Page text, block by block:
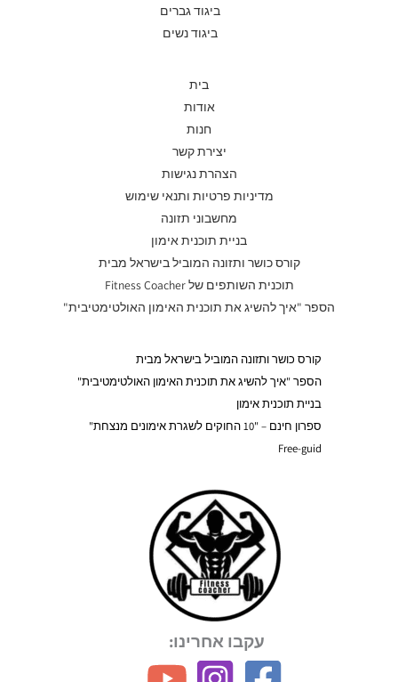
ביגוד גברים
ביגוד נשים
בית
אודות
חנות
יצירת קשר
הצהרת נגישות
מדיניות פרטיות ותנאי שימוש
מחשבוני תזונה
בניית תוכנית אימון
קורס כושר ותזונה המוביל בישראל מבית
תוכנית השותפים של Fitness Coacher
הספר "איך להשיג את תוכנית האימון האולטימטיבית"
קורס כושר ותזונה המוביל בישראל מבית
הספר "איך להשיג את תוכנית האימון האולטימטיבית"
בניית תוכנית אימון
ספרון חינם – "10 החוקים לשגרת אימונים מנצחת"
Free-guid
עקבו אחרינו: